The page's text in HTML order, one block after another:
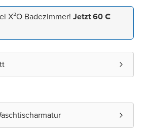
X²O Badezimmer! Jetzt 60 €